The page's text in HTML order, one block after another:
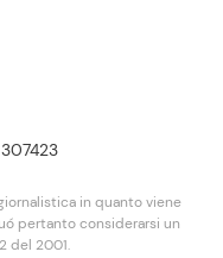
in quanto viene
pertanto considerarsi un
del 2001.